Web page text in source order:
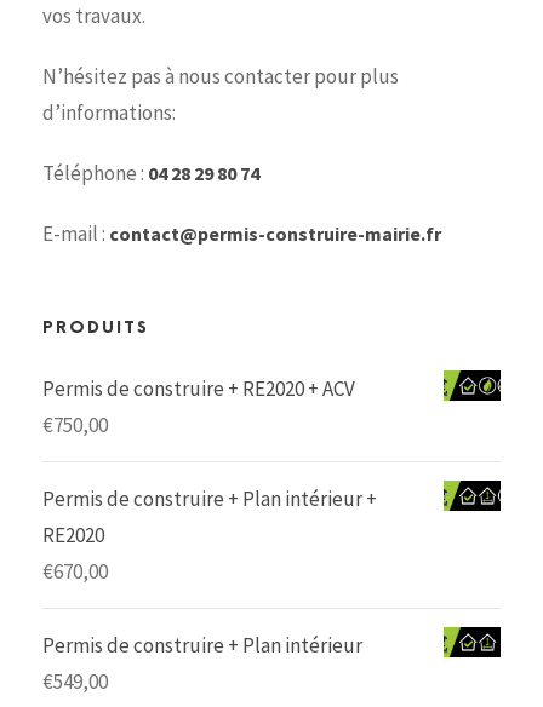
vos travaux.
N’hésitez pas à nous contacter pour plus
d’informations:
Téléphone : 04 28 29 80 74
E-mail : contact@permis-construire-mairie.fr
PRODUITS
Permis de construire + RE2020 + ACV
€750,00
Permis de construire + Plan intérieur +
RE2020
€670,00
Permis de construire + Plan intérieur
€549,00